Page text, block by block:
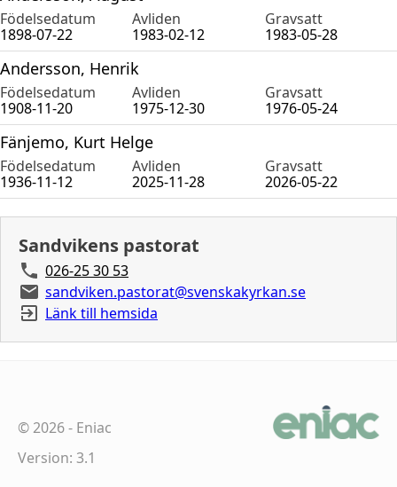
Födelsedatum Avliden
Gravsatt
1898-07-22
1983-02-12 1983-05-28
Andersson, Henrik
Födelsedatum Avliden
Gravsatt
1908-11-20
1975-12-30 1976-05-24
Fänjemo, Kurt Helge
Födelsedatum Avliden
Gravsatt
1936-11-12
2025-11-28 2026-05-22
Sandvikens pastorat
026-25 30 53
sandviken.pastorat@svenskakyrkan.se
Länk till hemsida
©2026- Eniac
Version: 3.1